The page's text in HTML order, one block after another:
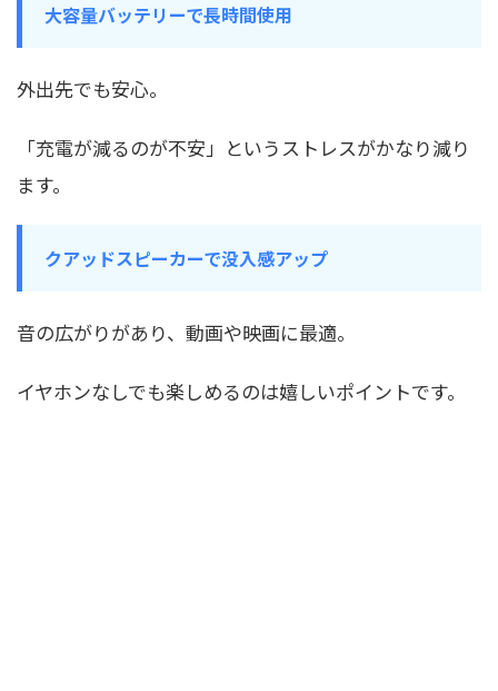
大容量バッテリーで長時間使用
外出先でも安心。
「充電が減るのが不安」というストレスがかなり減り
ます。
クアッドスピーカーで没入感アップ
音の広がりがあり、動画や映画に最適。
イヤホンなしでも楽しめるのは嬉しいポイントです。